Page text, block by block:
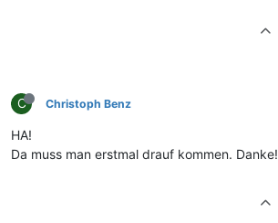
C Christoph Benz
HA!
Da muss man erstmal drauf kommen. Danke!